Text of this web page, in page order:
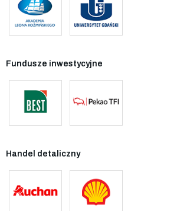
Fundusze inwestycyjne
Handel detaliczny